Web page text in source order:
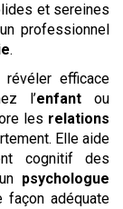
et sereines
professionnel
.
efficace
l’enfant ou
les relations
Elle aide
cognitif des
psychologue
façon adéquate